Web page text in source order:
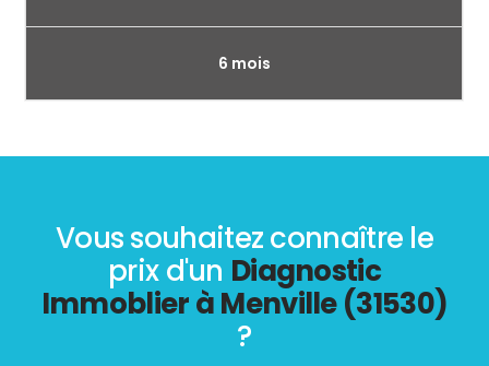
6 mois
Vous souhaitez connaître le
prix d'un Diagnostic
Immoblier à Menville (31530)
?